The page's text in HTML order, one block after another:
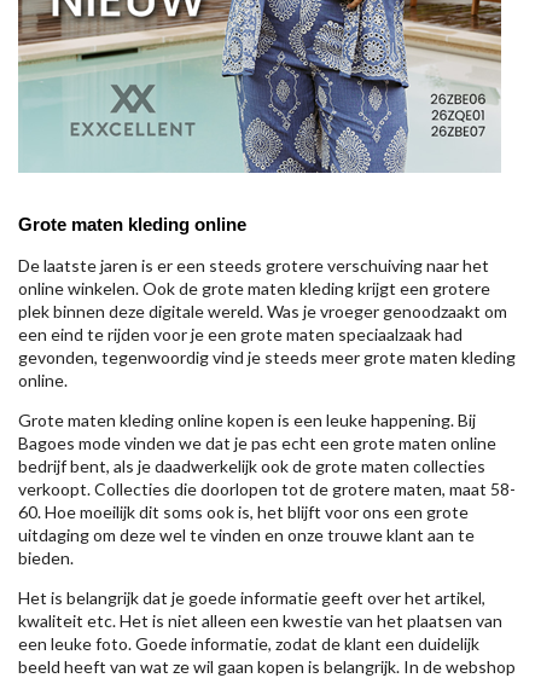
Grote maten kleding online
De laatste jaren is er een steeds grotere verschuiving naar het
online winkelen. Ook de grote maten kleding krijgt een grotere
plek binnen deze digitale wereld. Was je vroeger genoodzaakt om
een eind te rijden voor je een grote maten speciaalzaak had
gevonden, tegenwoordig vind je steeds meer grote maten kleding
online.
Grote maten kleding online kopen is een leuke happening. Bij
Bagoes mode vinden we dat je pas echt een grote maten online
bedrijf bent, als je daadwerkelijk ook de grote maten collecties
verkoopt. Collecties die doorlopen tot de grotere maten, maat 58-
60. Hoe moeilijk dit soms ook is, het blijft voor ons een grote
uitdaging om deze wel te vinden en onze trouwe klant aan te
bieden.
Het is belangrijk dat je goede informatie geeft over het artikel,
kwaliteit etc. Het is niet alleen een kwestie van het plaatsen van
een leuke foto. Goede informatie, zodat de klant een duidelijk
beeld heeft van wat ze wil gaan kopen is belangrijk. In de webshop